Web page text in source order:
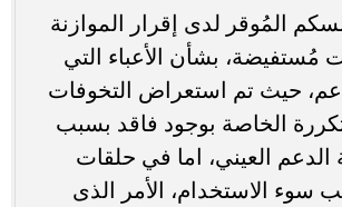
المُوقر لدى إقرار الموازنة
مُستفيضة، بشأن الأعباء التي
حيث تم استعراض التخوفات
الخاصة بوجود فاقد بسبب
العيني، اما في حلقات
سوء الاستخدام، الأمر الذى